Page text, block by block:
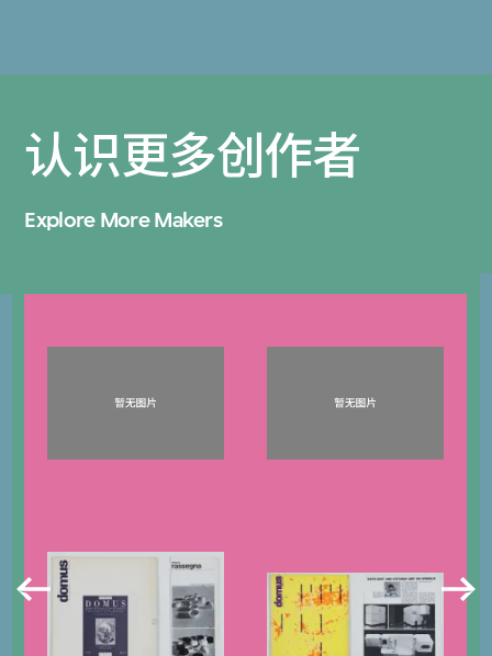
认识更多创作者
Explore More Makers